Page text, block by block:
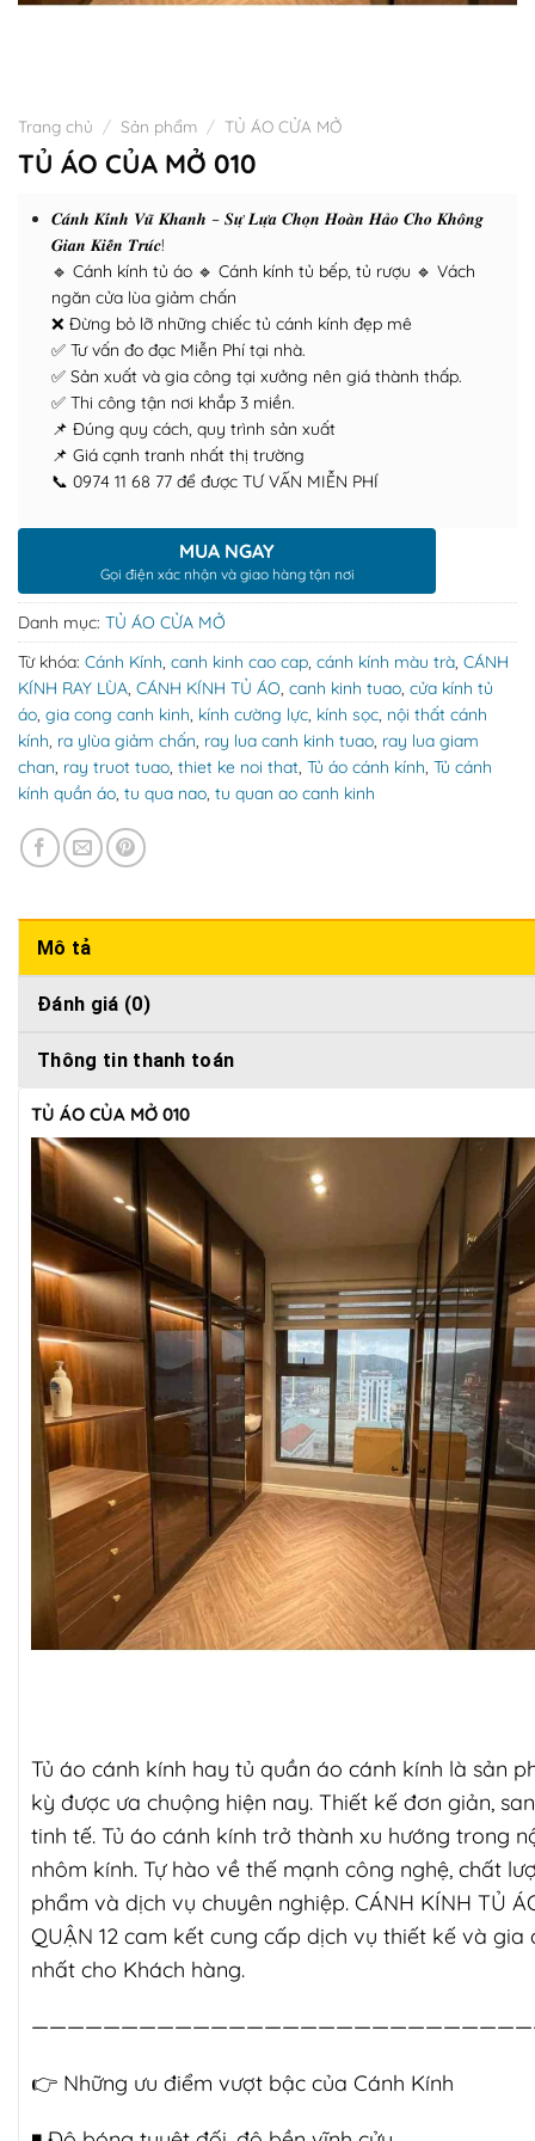
Trang chủ / Sản phẩm / TỦ ÁO CỬA MỞ
TỦ ÁO CỦA MỞ 010
𝑪𝒂́𝒏𝒉 𝑲𝒊́𝒏𝒉 𝑽𝒖̃ 𝑲𝒉𝒂𝒏𝒉 – 𝑺𝒖̛̣ 𝑳𝒖̛̣𝒂 𝑪𝒉𝒐̣𝒏 𝑯𝒐𝒂̀𝒏 𝑯𝒂̉𝒐 𝑪𝒉𝒐 𝑲𝒉𝒐̂𝒏𝒈
𝑮𝒊𝒂𝒏 𝑲𝒊𝒆̂́𝒏 𝑻𝒓𝒖́𝒄!
🔹 Cánh kính tủ áo 🔹 Cánh kính tủ bếp, tủ rượu 🔹 Vách
ngăn cửa lùa giảm chấn
❌ Đừng bỏ lỡ những chiếc tủ cánh kính đẹp mê
✅ Tư vấn đo đạc Miễn Phí tại nhà.
✅ Sản xuất và gia công tại xưởng nên giá thành thấp.
✅ Thi công tận nơi khắp 3 miền.
📌 Đúng quy cách, quy trình sản xuất
📌 Giá cạnh tranh nhất thị trường
📞 0974 11 68 77 để được TƯ VẤN MIỄN PHÍ
MUA NGAY
Gọi điện xác nhận và giao hàng tận nơi
Danh mục: TỦ ÁO CỬA MỞ
Từ khóa: Cánh Kính, canh kinh cao cap, cánh kính màu trà, CÁNH
KÍNH RAY LÙA, CÁNH KÍNH TỦ ÁO, canh kinh tuao, cửa kính tủ
áo, gia cong canh kinh, kính cường lực, kính sọc, nội thất cánh
kính, ra ylùa giảm chấn, ray lua canh kinh tuao, ray lua giam
chan, ray truot tuao, thiet ke noi that, Tủ áo cánh kính, Tủ cánh
kính quần áo, tu qua nao, tu quan ao canh kinh
Mô tả
Đánh giá (0)
Thông tin thanh toán
TỦ ÁO CỦA MỞ 010
Tủ áo cánh kính hay tủ quần áo cánh kính là sản
kỳ được ưa chuộng hiện nay. Thiết kế đơn giản,
tinh tế. Tủ áo cánh kính trở thành xu hướng trong
nhôm kính. Tự hào về thế mạnh công nghệ, chất
phẩm và dịch vụ chuyên nghiệp. CÁNH KÍNH TỦ
QUẬN 12 cam kết cung cấp dịch vụ thiết kế và gia
nhất cho Khách hàng.
👉 Những ưu điểm vượt bậc của Cánh Kính